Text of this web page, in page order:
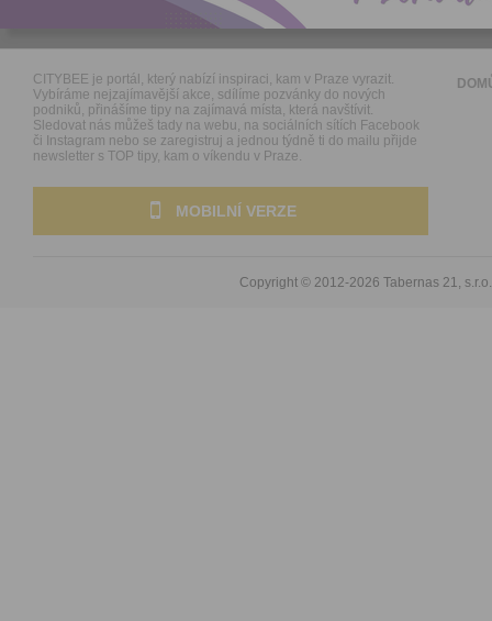
CITYBEE je portál, který nabízí inspiraci, kam v Praze vyrazit.
Vybíráme nejzajímavější akce, sdílíme pozvánky do nových
podniků, přinášíme tipy na zajímavá místa, která navštívit.
Sledovat nás můžeš tady na webu, na sociálních sítích Facebook
či Instagram nebo se zaregistruj a jednou týdně ti do mailu přijde
newsletter s TOP tipy, kam o víkendu v Praze.
MOBILNÍ VERZE
Copyright © 2012-2026 Tabernas 21, s.r.o.